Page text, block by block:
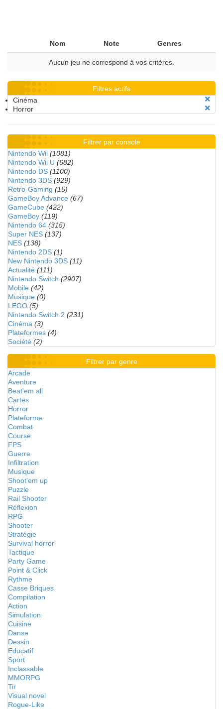
Nom Note Genres
Aucun jeu ne correspond à vos critères.
Filtres actifs
Cinéma
Horror
Filtrer par console
Nintendo Wii (1081)
Nintendo Wii U (682)
Nintendo DS (1100)
Nintendo 3DS (929)
Retro-Gaming (15)
GameBoy Advance (67)
GameCube (422)
GameBoy (119)
Nintendo 64 (315)
Super NES (137)
NES (138)
Nintendo 2DS (1)
New Nintendo 3DS (11)
Actualité (111)
Nintendo Switch (2907)
Mobile (42)
Musique (0)
LEGO (5)
Nintendo Switch 2 (231)
Cinéma (3)
Plateformes (4)
Société (2)
Filtrer par genre
Arcade
Aventure
Beat'em all
Cartes
Horror
Plateforme
Combat
Course
FPS
Guerre
Infiltration
Musique
Shoot'em up
Puzzle
Rail Shooter
Réflexion
RPG
Shooter
Stratégie
Survival horror
Tactique
Party Game
Point & Click
Rythme
Casse Briques
Compilation
Action
Simulation
Cuisine
Danse
Dessin
Educatif
Sport
Inclassable
MMORPG
Tir
Visual novel
Rogue-Like